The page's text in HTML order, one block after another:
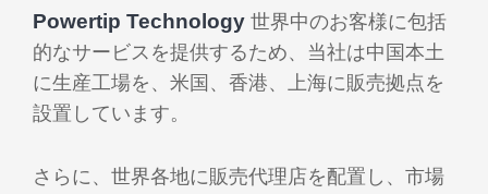
Powertip Technology 世界中のお客様に包括
的なサービスを提供するため、当社は中国本土
に生産工場を、米国、香港、上海に販売拠点を
設置しています。
さらに、世界各地に販売代理店を配置し、市場